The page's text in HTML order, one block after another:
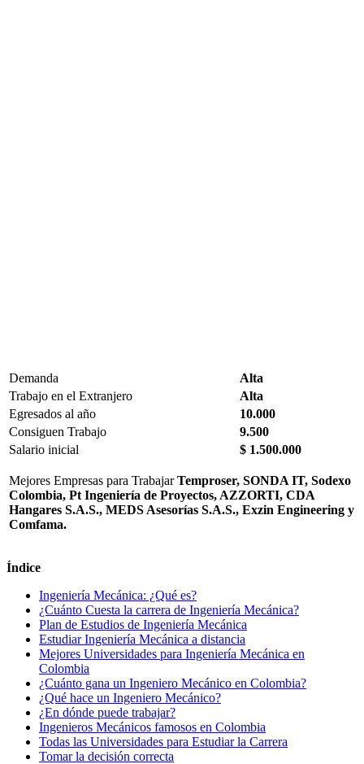
Demanda
Alta
Trabajo en el Extranjero
Alta
Egresados al año
10.000
Consiguen Trabajo
9.500
Salario inicial
$ 1.500.000
Mejores Empresas para Trabajar Temproser, SONDA IT, Sodexo
Colombia, Pt Ingeniería de Proyectos, AZZORTI, CDA
Hangares S.A.S., MEDS Asesorías S.A.S., Exzin Engineering y
Comfama.
Índice
Ingeniería Mecánica: ¿Qué es?
¿Cuánto Cuesta la carrera de Ingeniería Mecánica?
Plan de Estudios de Ingeniería Mecánica
Estudiar Ingeniería Mecánica a distancia
Mejores Universidades para Ingeniería Mecánica en
Colombia
¿Cuánto gana un Ingeniero Mecánico en Colombia?
¿Qué hace un Ingeniero Mecánico?
¿En dónde puede trabajar?
Ingenieros Mecánicos famosos en Colombia
Todas las Universidades para Estudiar la Carrera
Tomar la decisión correcta